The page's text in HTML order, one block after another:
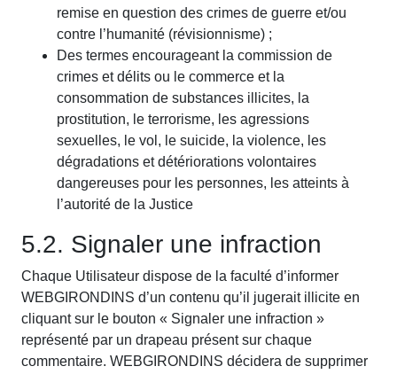
remise en question des crimes de guerre et/ou
contre l’humanité (révisionnisme) ;
Des termes encourageant la commission de
crimes et délits ou le commerce et la
consommation de substances illicites, la
prostitution, le terrorisme, les agressions
sexuelles, le vol, le suicide, la violence, les
dégradations et détériorations volontaires
dangereuses pour les personnes, les atteints à
l’autorité de la Justice
5.2. Signaler une infraction
Chaque Utilisateur dispose de la faculté d’informer
WEBGIRONDINS d’un contenu qu’il jugerait illicite en
cliquant sur le bouton « Signaler une infraction »
représenté par un drapeau présent sur chaque
commentaire. WEBGIRONDINS décidera de supprimer